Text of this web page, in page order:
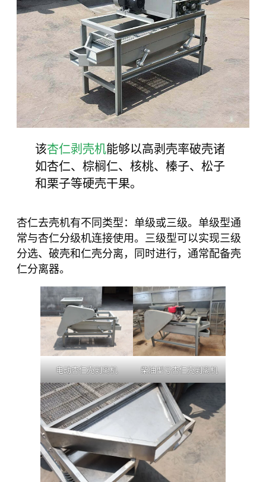
该杏仁剥壳机能够以高剥壳率破壳诸
如杏仁、棕榈仁、核桃、榛子、松子
和栗子等硬壳干果。
杏仁去壳机有不同类型：单级或三级。单级型通
常与杏仁分级机连接使用。三级型可以实现三级
分选、破壳和仁壳分离，同时进行，通常配备壳
仁分离器。
电动杏仁壳剥离机 柴油型号杏仁壳剥离机